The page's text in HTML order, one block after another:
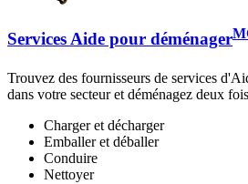
Services Aide pour déménager
Trouvez des fournisseurs de services
dans votre secteur et déménagez deux
Charger et décharger
Emballer et déballer
Conduire
Nettoyer